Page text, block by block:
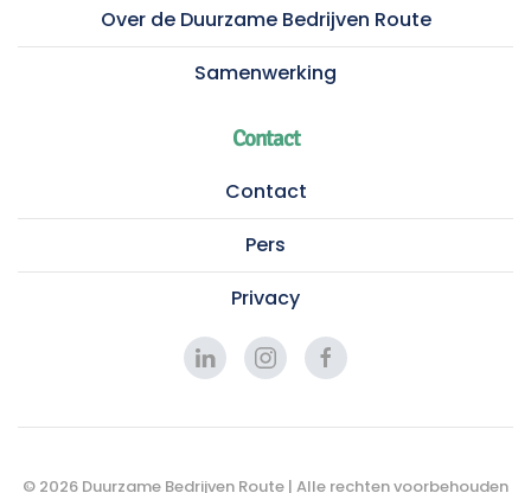
Over de Duurzame Bedrijven Route
Samenwerking
Contact
Contact
Pers
Privacy
© 2026 Duurzame Bedrijven Route | Alle rechten voorbehouden